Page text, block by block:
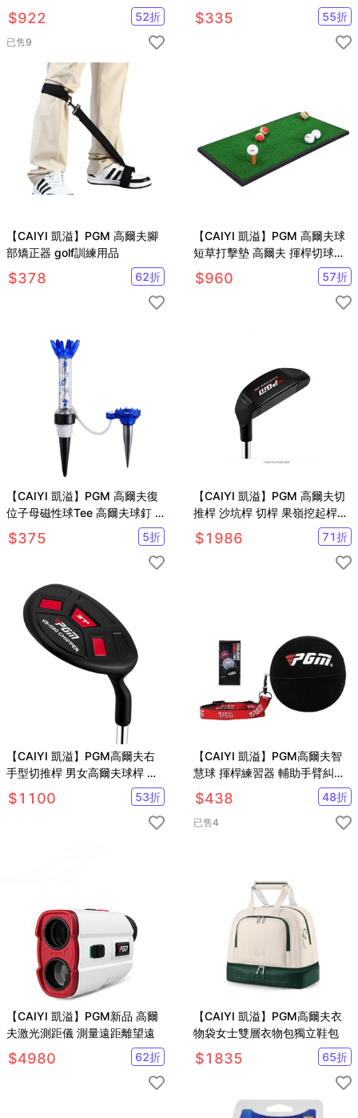
桿
$922 52折
已售9
糾正揮桿動作練習器
$335 55折
【CAIYI 凱溢】PGM 高爾夫腳
部矯正器 golf訓練用品
$378 62折
【CAIYI 凱溢】PGM 高爾夫球
短草打擊墊 高爾夫 揮桿切球草
皮打擊墊
$960 57折
【CAIYI 凱溢】PGM 高爾夫復
位子母磁性球Tee 高爾夫球釘 5
支
$375 5折
【CAIYI 凱溢】PGM 高爾夫切
推桿 沙坑桿 切桿 果嶺挖起桿43
度 35度
$1986 71折
【CAIYI 凱溢】PGM高爾夫右
手型切推桿 男女高爾夫球桿 沙
坑桿/挖起桿
$1100 53折
【CAIYI 凱溢】PGM高爾夫智
慧球 揮桿練習器 輔助手臂糾正
器
$438 48折
已售4
【CAIYI 凱溢】PGM新品 高爾
夫激光測距儀 測量遠距離望遠
$4980 62折
【CAIYI 凱溢】PGM高爾夫衣
物袋女士雙層衣物包獨立鞋包
$1835 65折